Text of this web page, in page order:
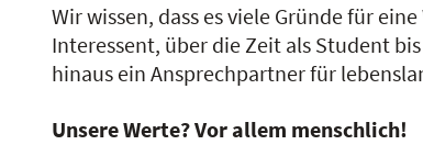
Wir wissen, dass es viele Gründe für
Interessent, über die Zeit als Student
hinaus ein Ansprechpartner für
Unsere Werte? Vor allem menschlich!